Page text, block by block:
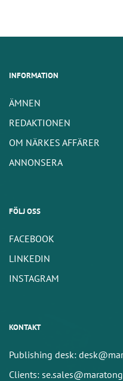
INFORMATION
ÄMNEN
REDAKTIONEN
OM NÄRKES AFFÄRER
ANNONSERA
FÖLJ OSS
FACEBOOK
LINKEDIN
INSTAGRAM
KONTAKT
Publishing desk:
Clients: